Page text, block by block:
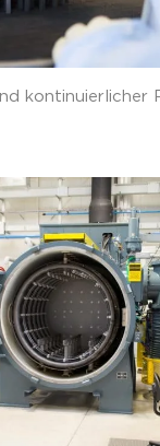
kontinuierlicher